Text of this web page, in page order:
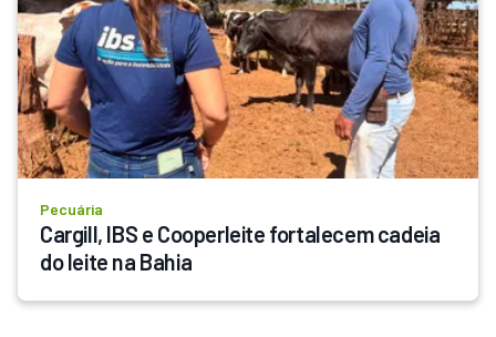
Pecuária
Cargill, IBS e Cooperleite fortalecem cadeia
do leite na Bahia